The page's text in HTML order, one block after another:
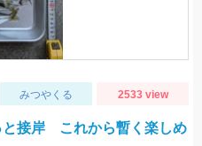
みつやくる 2533 view
接岸 これから暫く楽しめ